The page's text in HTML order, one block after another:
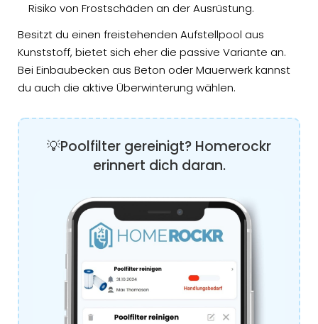
Risiko von Frostschäden an der Ausrüstung.
Besitzt du einen freistehenden Aufstellpool aus
Kunststoff, bietet sich eher die passive Variante an.
Bei Einbaubecken aus Beton oder Mauerwerk kannst
du auch die aktive Überwinterung wählen.
💡Poolfilter gereinigt? Homerockr
erinnert dich daran.